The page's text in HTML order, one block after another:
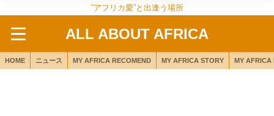
”アフリカ愛”と出逢う場所
ALL ABOUT AFRICA
HOME ニュース MY AFRICA RECOMEND MY AFRICA STORY MY AFRICA